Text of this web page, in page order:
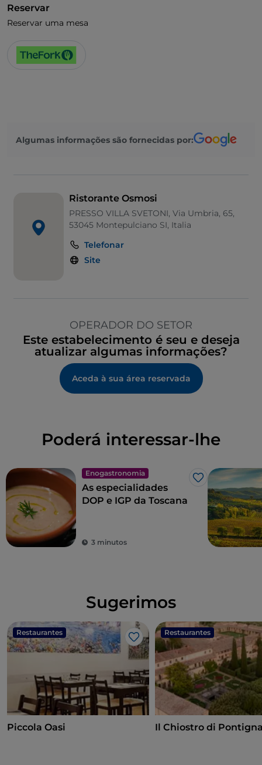
Reservar
Reservar uma mesa
Algumas informações são fornecidas por:
Ristorante Osmosi
PRESSO VILLA SVETONI, Via Umbria, 65,
53045 Montepulciano SI, Italia
Telefonar
Site
OPERADOR DO SETOR
Este estabelecimento é seu e deseja
atualizar algumas informações?
Aceda à sua área reservada
Poderá interessar-lhe
Enogastronomia
Gosto
As especialidades
DOP e IGP da Toscana
3 minutos
Sugerimos
Restaurantes
Gosto
Piccola Oasi
Restaurantes
Il Chiostro di